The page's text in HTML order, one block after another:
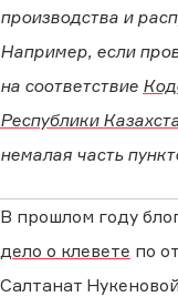
производства и
Например, если
на соответствие
Республики
немалая часть
В прошлом году
дело о клевете по
Салтанат